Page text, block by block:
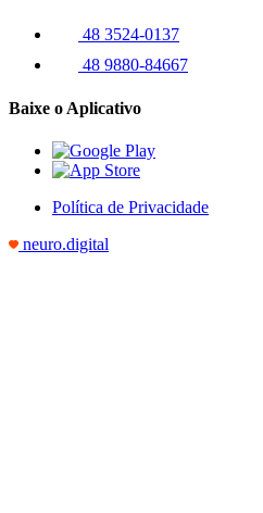
48 3524-0137
48 9880-84667
Baixe o Aplicativo
Política de Privacidade
neuro.digital